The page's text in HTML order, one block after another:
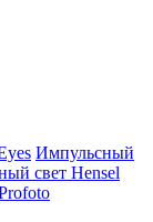
Импульсный
свет Hensel